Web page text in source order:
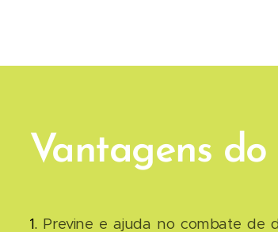
Vantagens do
1. Previne e ajuda no combate de